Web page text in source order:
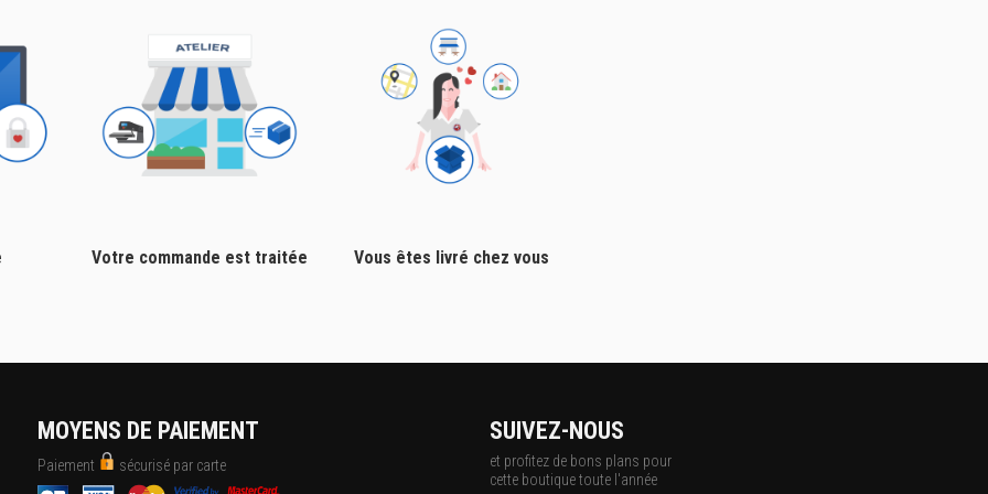
Votre commande est traitée Vous êtes livré chez vous
MOYENS DE PAIEMENT
Paiement sécurisé par carte
SUIVEZ-NOUS
et profitez de bons plans pour
cette boutique toute l'année